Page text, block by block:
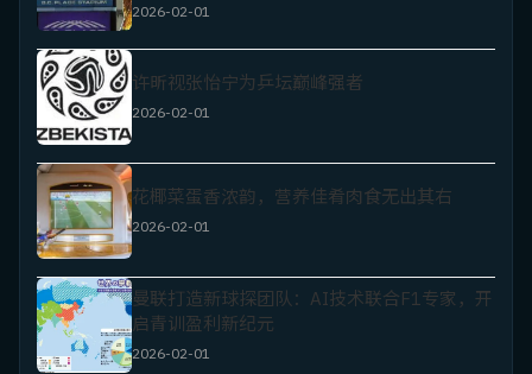
2026-02-01
许昕视张怡宁为乒坛巅峰强者
2026-02-01
花椰菜蛋香浓韵，营养佳肴肉食无出其右
2026-02-01
曼联打造新球探团队：AI技术联合F1专家，开
启青训盈利新纪元
2026-02-01